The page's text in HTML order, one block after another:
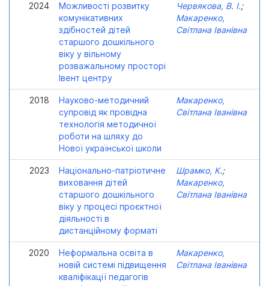
2024
Можливості розвитку
комунікативних
здібностей дітей
старшого дошкільного
віку у вільному
розважальному просторі
Івент центру
Червякова, В. І.;
Макаренко,
Світлана Іванівна
2018
Науково-методичний
супровід як провідна
технологія методичної
роботи на шляху до
Нової української школи
Макаренко,
Світлана Іванівна
2023
Національно-патріотичне
виховання дітей
старшого дошкільного
віку у процесі проєктної
діяльності в
дистанційному форматі
Шрамко, К.;
Макаренко,
Світлана Іванівна
2020
Неформальна освіта в
новій системі підвищення
кваліфікації педагогів
Макаренко,
Світлана Іванівна